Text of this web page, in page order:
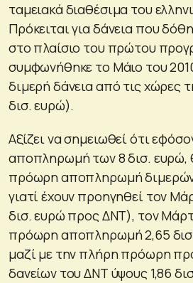
ταμειακά διαθέσιμα του
Πρόκειται για δάνεια που
στο πλαίσιο του πρώτου
συμφωνήθηκε το Μάιο του
διμερή δάνεια από τις χώρες
δισ. ευρώ).
Αξίζει να σημειωθεί ότι
αποπληρωμή των 8 δισ. ευρώ,
πρόωρη αποπληρωμή διμερών
γιατί έχουν προηγηθεί τον
δισ. ευρώ προς ΔΝΤ), τον
πρόωρη αποπληρωμή 2,65
μαζί με την πλήρη πρόωρη
δανείων του ΔΝΤ ύψους 1,86